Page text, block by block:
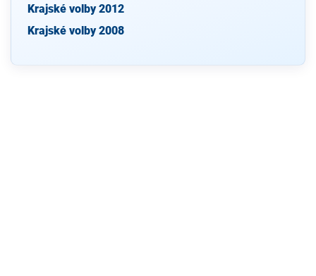
Krajské volby 2012
Krajské volby 2008